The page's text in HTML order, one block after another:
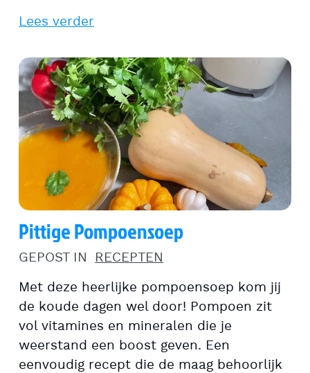
Lees verder
Pittige Pompoensoep
GEPOST IN RECEPTEN
Met deze heerlijke pompoensoep kom jij
de koude dagen wel door! Pompoen zit
vol vitamines en mineralen die je
weerstand een boost geven. Een
eenvoudig recept die de maag behoorlijk